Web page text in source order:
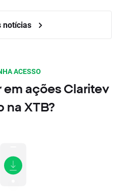
notícias
ACESSO
ações Claritev
na XTB?